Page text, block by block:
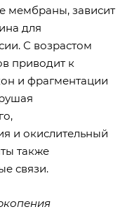
мембраны, зависит
для
С возрастом
приводит к
и фрагментации
и окислительный
также
связи.